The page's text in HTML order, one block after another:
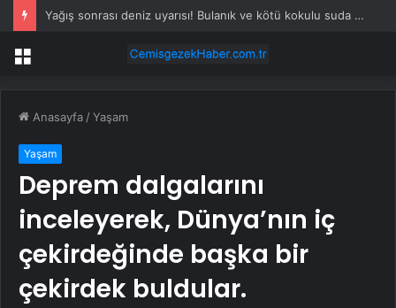
Yağış sonrası deniz uyarısı! Bulanık ve kötü kokulu suda yüzmeyin
Menü
Anasayfa /Yaşam
Yaşam
Deprem dalgalarını
inceleyerek, Dünya’nın iç
çekirdeğinde başka bir
çekirdek buldular.